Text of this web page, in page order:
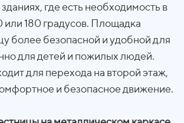
где есть необходимость в
или 180 градусов. Площадка
более безопасной и удобной для
для детей и пожилых людей.
для перехода на второй этаж,
и безопасное движение.